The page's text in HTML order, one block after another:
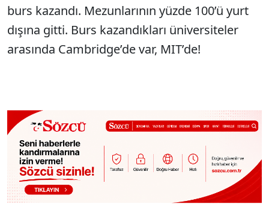
burs kazandı. Mezunlarının yüzde 100’ü yurt
dışına gitti. Burs kazandıkları üniversiteler
arasında Cambridge’de var, MIT’de!